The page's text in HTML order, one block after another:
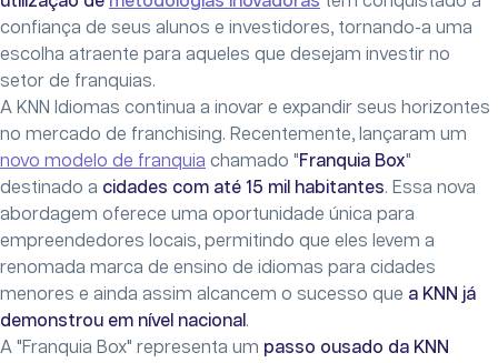
confiança de seus alunos e investidores, tornando-a uma
escolha atraente para aqueles que desejam investir no
setor de franquias.
A KNN Idiomas continua a inovar e expandir seus horizontes
no mercado de franchising. Recentemente, lançaram um
novo modelo de franquia chamado "Franquia Box"
destinado a cidades com até 15 mil habitantes. Essa nova
abordagem oferece uma oportunidade única para
empreendedores locais, permitindo que eles levem a
renomada marca de ensino de idiomas para cidades
menores e ainda assim alcancem o sucesso que a KNN já
demonstrou em nível nacional .
A "Franquia Box" representa um passo ousado da KNN